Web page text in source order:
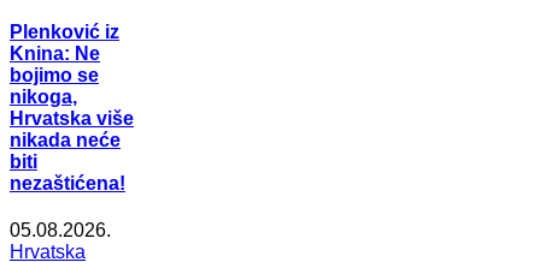
Plenković iz
Knina: Ne
bojimo se
nikoga,
Hrvatska više
nikada neće
biti
nezaštićena!
05.08.2026.
Hrvatska